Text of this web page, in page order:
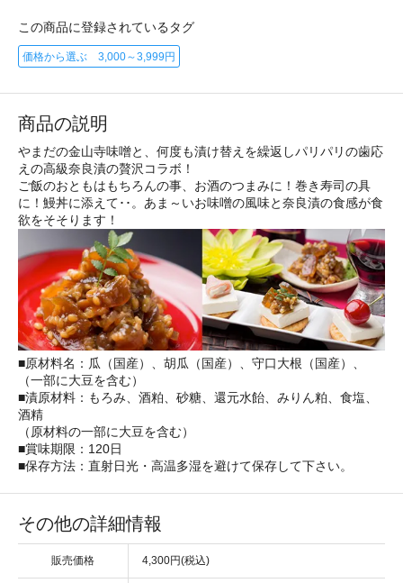
この商品に登録されているタグ
価格から選ぶ 3,000～3,999円
商品の説明
やまだの金山寺味噌と、何度も漬け替えを繰返しパリパリの歯応
えの高級奈良漬の贅沢コラボ！
ご飯のおともはもちろんの事、お酒のつまみに！巻き寿司の具
に！鰻丼に添えて･･。あま～いお味噌の風味と奈良漬の食感が食
欲をそそります！
■原材料名：瓜（国産）、胡瓜（国産）、守口大根（国産）、
（一部に大豆を含む）
■漬原材料：もろみ、酒粕、砂糖、還元水飴、みりん粕、食塩、
酒精
（原材料の一部に大豆を含む）
■賞味期限：120日
■保存方法：直射日光・高温多湿を避けて保存して下さい。
その他の詳細情報
販売価格 4,300円(税込)